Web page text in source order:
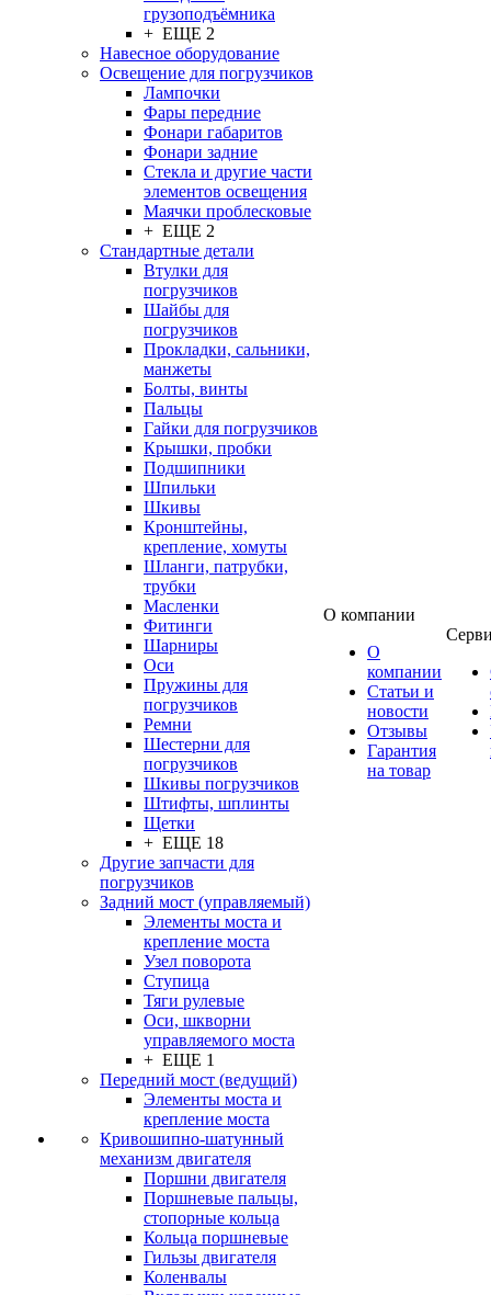
грузоподъёмника
+ ЕЩЕ 2
Навесное оборудование
Освещение для погрузчиков
Лампочки
Фары передние
Фонари габаритов
Фонари задние
Стекла и другие части
элементов освещения
Маячки проблесковые
+ ЕЩЕ 2
Стандартные детали
Втулки для
погрузчиков
Шайбы для
погрузчиков
Прокладки, сальники,
манжеты
Болты, винты
Пальцы
Гайки для погрузчиков
Крышки, пробки
Подшипники
Шпильки
Шкивы
Кронштейны,
крепление, хомуты
Шланги, патрубки,
трубки
Масленки
Фитинги
Шарниры
Оси
Пружины для
погрузчиков
Ремни
Шестерни для
погрузчиков
Шкивы погрузчиков
Штифты, шплинты
Щетки
+ ЕЩЕ 18
Другие запчасти для
погрузчиков
Задний мост (управляемый)
Элементы моста и
крепление моста
Узел поворота
Ступица
Тяги рулевые
Оси, шкворни
управляемого моста
+ ЕЩЕ 1
Передний мост (ведущий)
Элементы моста и
крепление моста
Кривошипно-шатунный
механизм двигателя
Поршни двигателя
Поршневые пальцы,
стопорные кольца
Кольца поршневые
Гильзы двигателя
Коленвалы
О компании
О
компании
Статьи и
новости
Отзывы
Гарантия
на товар